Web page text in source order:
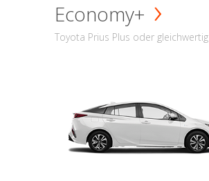
Economy+
Toyota Prius Plus oder gleichwertig